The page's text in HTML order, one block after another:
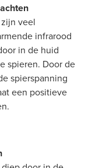
veel
infrarood
in de huid
spieren. Door de
spierspanning
een positieve